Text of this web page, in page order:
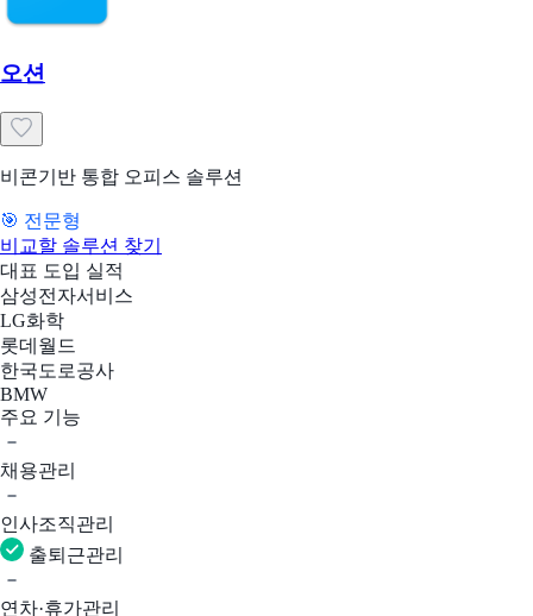
오션
비콘기반 통합 오피스 솔루션
🎯 전문형
비교할 솔루션 찾기
대표 도입 실적
삼성전자서비스
LG화학
롯데월드
한국도로공사
BMW
주요 기능
채용관리
인사조직관리
출퇴근관리
연차·휴가관리